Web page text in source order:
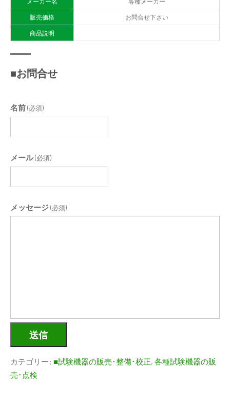
販売価格 お問合せ下さい
商品説明
■お問合せ
名前(必須)
メール(必須)
メッセージ(必須)
送信
カテゴリー: ■試験機器の販売･整備･校正, 各種試験機器の販
売･点検